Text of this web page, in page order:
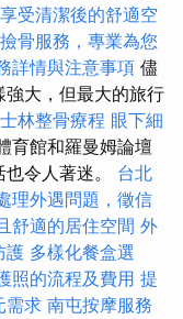
受清潔後的舒適空
撿骨服務，專業為您
詳情與注意事項 儘
大，但最大的旅行
士林整骨療程 眼下細
育館和羅曼姆論壇
令人著迷。 台北
理外遇問題，徵信
舒適的居住空間 外
護 多樣化餐盒選
照的流程及費用 提
需求 南屯按摩服務